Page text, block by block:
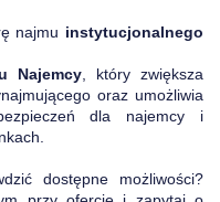
najmu instytucjonalnego
Najemcy , który zwiększa
oraz umożliwia
dla najemcy i
dostępne możliwości?